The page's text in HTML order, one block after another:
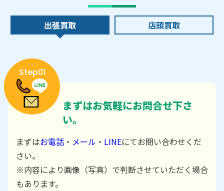
出張買取 店頭買取
Step01
まずはお気軽にお問合せ下さ
い。
まずはお電話 ・ メール ・ LINEにてお問い合わせくだ
さい。
※内容により画像（写真）で判断させていただく場合
もあります。